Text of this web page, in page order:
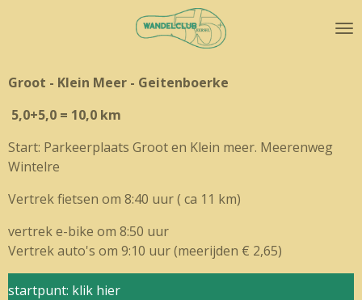
de
Groot - Klein Meer - Geitenboerke
5,0+5,0 = 10,0 km
Start: Parkeerplaats Groot en Klein meer. Meerenweg
Wintelre
Vertrek fietsen om 8:40 uur ( ca 11 km)
vertrek e-bike om 8:50 uur
Vertrek auto's om 9:10 uur (meerijden € 2,65)
startpunt: klik hier